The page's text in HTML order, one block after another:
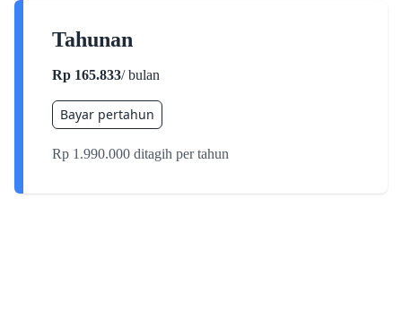
Tahunan
Rp 165.833/ bulan
Bayar pertahun
Rp 1.990.000 ditagih per tahun